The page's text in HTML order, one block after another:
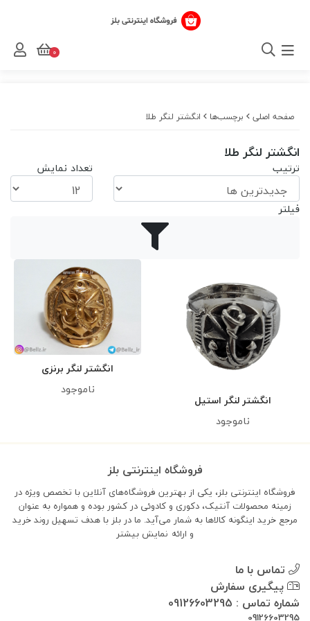
صفحه اصلی برچسب‌ها انگشتر لنگر طلا
انگشتر لنگر طلا
ترتیب تعداد نمایش
فیلتر
انگشتر لنگر استیل
ناموجود
انگشتر لنگر برنزی
ناموجود
فروشگاه اینترنتی بلز
فروشگاه اینترنتی بلز، یکی از بهترین فروشگاه‌های آنلاین با تخصص ویژه در
زمینه محصولات آنتیک، دکوری و کادوئی در کشور بوده و همواره به عنوان
مرجع خرید اینگونه کالاها به شمار می‌آید. ما در بلز با هدف تسهیل روند خرید
و ارائه نمایش بیشتر
تماس با ما
پیگیری سفارش
شماره تماس : 09126603295
09126603295
0